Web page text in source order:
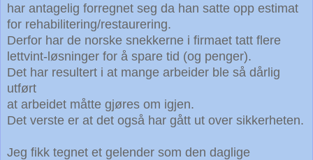
har antagelig forregnet seg da han satte opp estimat
for rehabilitering/restaurering.
Derfor har de norske snekkerne i firmaet tatt flere
lettvint-løsninger for å spare tid (og penger).
Det har resultert i at mange arbeider ble så dårlig
utført
at arbeidet måtte gjøres om igjen.
Det verste er at det også har gått ut over sikkerheten.
Jeg fikk tegnet et gelender som den daglige